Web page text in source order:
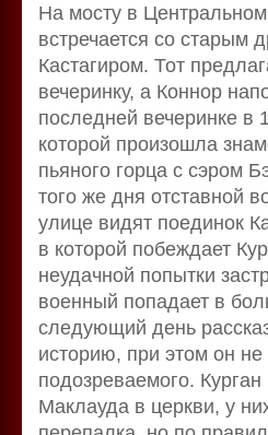
На мосту в
встречается со старым
Кастагиром. Тот
вечеринку, а Коннор
последней вечеринке в
которой произошла
пьяного горца с сэром
того же дня отставной
улице видят поединок
в которой побеждает
неудачной попытки
военный попадает в
следующий день
историю, при этом он
подозреваемого. Курган
Маклауда в церкви, у